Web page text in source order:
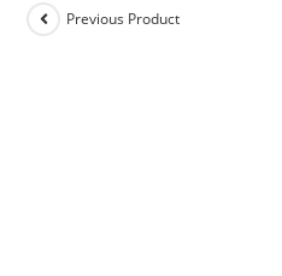
Previous Product